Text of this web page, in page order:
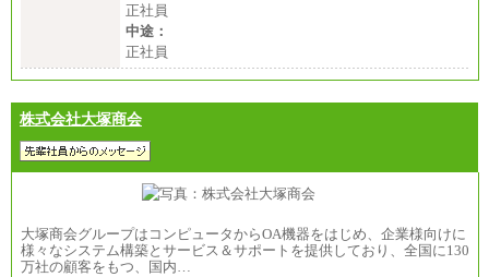
正社員
中途：
正社員
株式会社大塚商会
大塚商会グループはコンピュータからOA機器をはじめ、企業様向けに
様々なシステム構築とサービス＆サポートを提供しており、全国に130
万社の顧客をもつ、国内…